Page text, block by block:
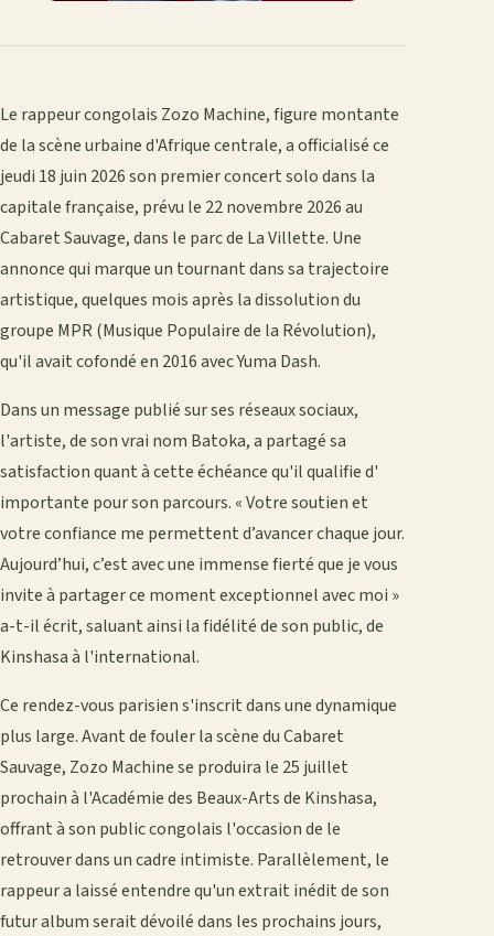
Le rappeur congolais Zozo Machine, figure montante
de la scène urbaine d'Afrique centrale, a officialisé ce
jeudi 18 juin 2026 son premier concert solo dans la
capitale française, prévu le 22 novembre 2026 au
Cabaret Sauvage, dans le parc de La Villette. Une
annonce qui marque un tournant dans sa trajectoire
artistique, quelques mois après la dissolution du
groupe MPR (Musique Populaire de la Révolution),
qu'il avait cofondé en 2016 avec Yuma Dash.
Dans un message publié sur ses réseaux sociaux,
l'artiste, de son vrai nom Batoka, a partagé sa
satisfaction quant à cette échéance qu'il qualifie d'
importante pour son parcours. « Votre soutien et
votre confiance me permettent d’avancer chaque jour.
Aujourd’hui, c’est avec une immense fierté que je vous
invite à partager ce moment exceptionnel avec moi »
a-t-il écrit, saluant ainsi la fidélité de son public, de
Kinshasa à l'international.
Ce rendez-vous parisien s'inscrit dans une dynamique
plus large. Avant de fouler la scène du Cabaret
Sauvage, Zozo Machine se produira le 25 juillet
prochain à l'Académie des Beaux-Arts de Kinshasa,
offrant à son public congolais l'occasion de le
retrouver dans un cadre intimiste. Parallèlement, le
rappeur a laissé entendre qu'un extrait inédit de son
futur album serait dévoilé dans les prochains jours,